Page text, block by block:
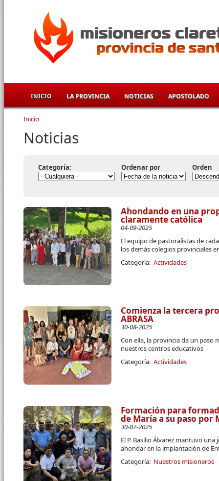
INICIO LA PROVINCIA NOTICIAS APOSTOLADO
Se encuentra usted aquí
Inicio
Noticias
Categoría: Ordenar por Orden
Ahondando en una
claramente católica
04-09-2025
El equipo de pastoralistas de
los demás colegios provinciales
Categoría: Actividades
Comienza la tercera
ABRASA
30-08-2025
Con ella, la provincia da un paso
nuestros centros educativos
Categoría: Actividades
Formación para
de María a su paso por
30-07-2025
El P. Basilio Álvarez mantuvo
ahondar en la implantación de
Categoría: Nuestros misioneros